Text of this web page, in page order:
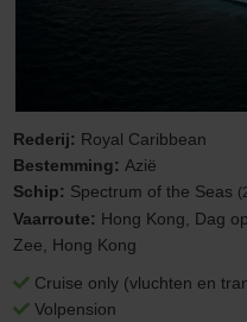
Rederij: Royal Caribbean
Bestemming: Azië
Schip: Spectrum of the Seas
Vaarroute: Hong Kong, Dag
Zee, Hong Kong
Cruise only (vluchten en
Volpension